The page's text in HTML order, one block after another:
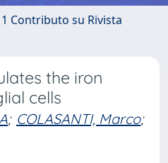
1 Contributo su Rivista
the iron
cells
; COLASANTI, Marco;